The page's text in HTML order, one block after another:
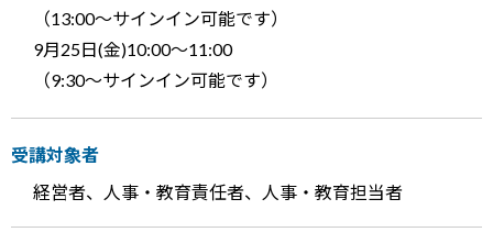
（13:00～サインイン可能です）
9月25日(金)10:00～11:00
（9:30～サインイン可能です）
受講対象者
経営者、人事・教育責任者、人事・教育担当者